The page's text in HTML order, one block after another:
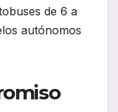
de 6 a
autónomos